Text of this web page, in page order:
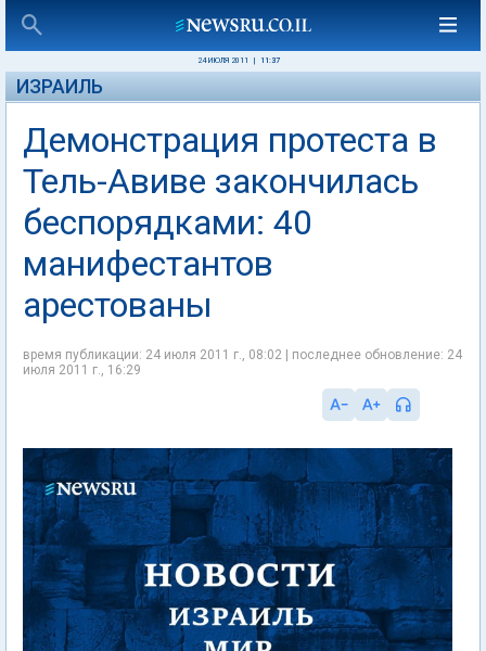
24 ИЮЛЯ 2011 11:37
ИЗРАИЛЬ
Демонстрация протеста в
Тель-Авиве закончилась
беспорядками: 40
манифестантов
арестованы
время публикации: 24 июля 2011 г., 08:02 | последнее обновление: 24
июля 2011 г., 16:29